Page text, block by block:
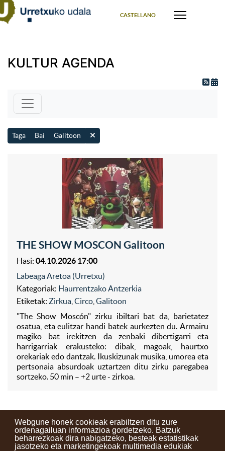
Webgune honek cookieak erabiltzen ditu zure
ordenagailuan informazioa gordetzeko. Batzuk
beharrezkoak dira nabigatzeko, besteak estatistikak
jasotzeko eta marketingekoak multimedia edukiak
CASTELLANO
KULTUR AGENDA
Taga Bai Galitoon
THE SHOW MOSCON Galitoon
Hasi: 04.10.2026 17:00
Labeaga Aretoa (Urretxu)
Kategoriak: Haurrentzako Antzerkia
Etiketak: Zirkua Circo Galitoon
"The Show Moscón" zirku ibiltari bat da, barietatez
osatua, eta eulitzar handi batek aurkezten du. Armairu
magiko bat irekitzen da zenbaki dibertigarri eta
harrigarriak erakusteko: dibak, magoak, haurtxo
orekariak edo dantzak. Ikuskizunak musika, umorea eta
pertsonaia absurdoak uztartzen ditu zirku paregabea
sortzeko. 50 min – +2 urte - zirkoa.
Kontaktuak Erabilera baldintzak Lege oharra Berriak